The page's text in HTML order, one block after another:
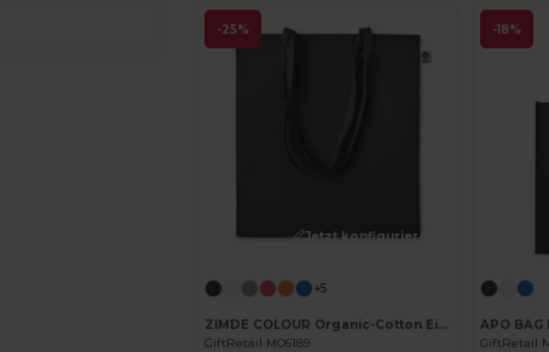
-25%
Jetzt konfigurieren!
+5
ZIMDE COLOUR Organic-Cotton Einkaufstasche
GiftRetail MO6189
-18%
GiftRetail